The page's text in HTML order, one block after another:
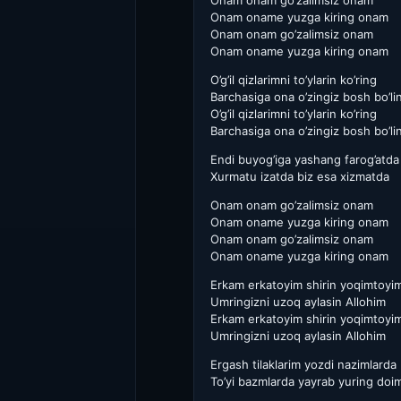
Onam oname yuzga kiring onam
Onam onam go’zalimsiz onam
Onam oname yuzga kiring onam
O’g’il qizlarimni to’ylarin ko’ring
Barchasiga ona o’zingiz bosh
O’g’il qizlarimni to’ylarin ko’ring
Barchasiga ona o’zingiz bosh
Endi buyog’iga yashang farog’atda
Xurmatu izatda biz esa xizmatda
Onam onam go’zalimsiz onam
Onam oname yuzga kiring onam
Onam onam go’zalimsiz onam
Onam oname yuzga kiring onam
Erkam erkatoyim shirin
Umringizni uzoq aylasin Allohim
Erkam erkatoyim shirin
Umringizni uzoq aylasin Allohim
Ergash tilaklarim yozdi nazimlarda
To’yi bazmlarda yayrab yuring